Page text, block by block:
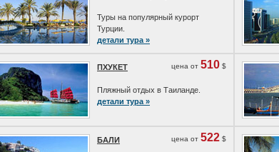
Туры на популярный курорт
Турции.
детали тура »
ПХУКЕТ цена от 510 $
Пляжный отдых в Таиланде.
детали тура »
БАЛИ цена от 522 $